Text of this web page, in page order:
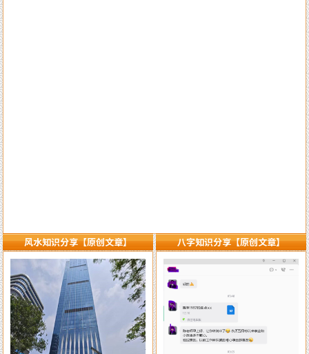
风水知识分享【原创文章】 八字知识分享【原创文章】